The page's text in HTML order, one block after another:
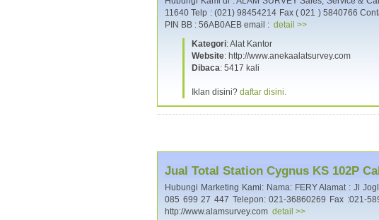
11640 Telp : (021) 98454214 Fax ( 021 ) 5840766
PIN BB : 56AB0AEB email : detail >>
Kategori: Alat Kantor
Website: http://www.anekaalatsurvey.com
Dibaca: 5417 kali
Iklan disini? daftar disini.
Jual Total Station Cygnus KS 102P
Hubungi Marketing Kami: Nama: FERY Alamat : Jl
085 699 27 447 Telepon: 021-36860269 Fax :021-
http://www.alamsurvey.com detail >>